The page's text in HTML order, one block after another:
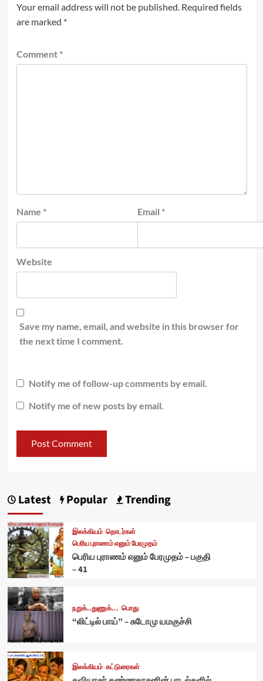
Your email address will not be published. Required fields
are marked *
Comment *
Name * Email *
Website
Save my name, email, and website in this browser for
the next time I comment.
Notify me of follow-up comments by email.
Notify me of new posts by email.
Latest Popular Trending
இலக்கியம் தொடர்கள்
பெரிய புராணம் எனும் பேரமுதம்
பெரிய புராணம் எனும் பேரமுதம் – பகுதி
– 41
நறுக்..துணுக்... பொது
“லிட்டில் பாய்” – சுடோமு யமகுச்சி
இலக்கியம் கட்டுரைகள்